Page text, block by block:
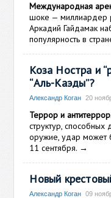
Международная
шоке — миллиардер
Аркадий Гайдамак
популярность в
Коза Ностра и
“Аль-Каэды”?
Александр Коган 20
Террор и
структур,
оружие, удар может
11 сентября. →
Новый
Александр Коган 09